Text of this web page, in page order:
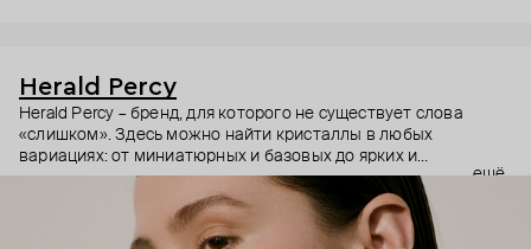
Herald Percy
Herald Percy – бренд, для которого не существует слова
«слишком». Здесь можно найти кристаллы в любых
вариациях: от миниатюрных и базовых до ярких и
массивных, которые сразу становятся главным элементом
образа. Героиня бренда – девушка из мегаполиса, которой
нужно как минимум 25 часов в сутках, чтобы все успеть, и
внушительный арсенал украшений, чтобы, поменяв серьги,
ещё